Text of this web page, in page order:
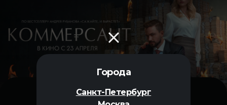
Города
Санкт-Петербург